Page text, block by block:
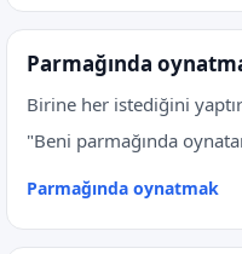
Parmağında
Birine her istediğini
"Beni parmağında
Parmağında oynatmak